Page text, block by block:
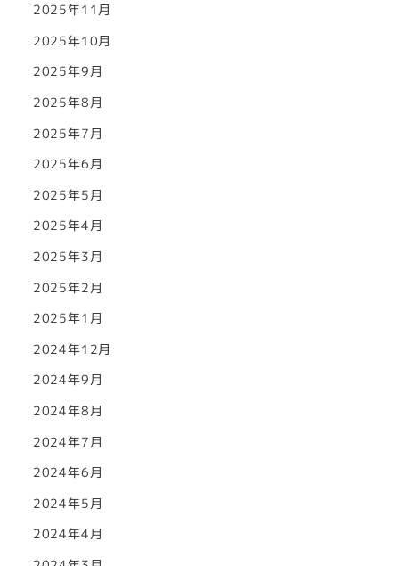
2025年11月
2025年10月
2025年9月
2025年8月
2025年7月
2025年6月
2025年5月
2025年4月
2025年3月
2025年2月
2025年1月
2024年12月
2024年9月
2024年8月
2024年7月
2024年6月
2024年5月
2024年4月